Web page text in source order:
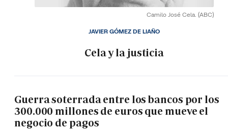
Camilo José Cela. (ABC)
Cela y la justicia
JAVIER GÓMEZ DE LIAÑO
Guerra soterrada entre los bancos por los
300.000 millones de euros que mueve el
negocio de pagos